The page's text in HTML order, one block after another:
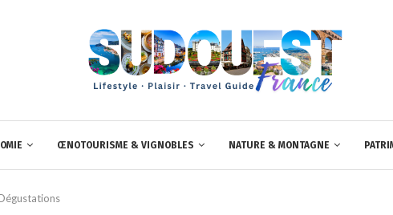
ŒNOTOURISME & VIGNOBLES NATURE & MONTAGNE